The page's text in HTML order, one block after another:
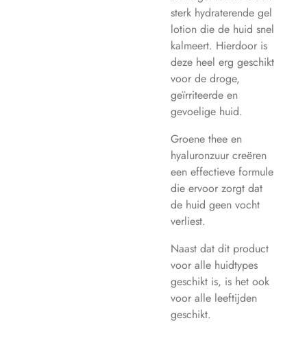
sterk hydraterende gel
lotion die de huid snel
kalmeert. Hierdoor is
deze heel erg geschikt
voor de droge,
geïrriteerde en
gevoelige huid.
Groene thee en
hyaluronzuur creëren
een effectieve formule
die ervoor zorgt dat
de huid geen vocht
verliest.
Naast dat dit product
voor alle huidtypes
geschikt is, is het ook
voor alle leeftijden
geschikt.